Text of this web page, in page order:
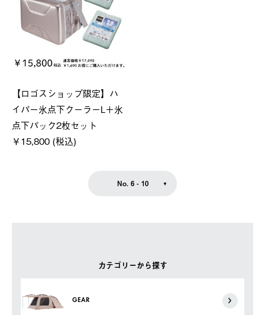
カテゴリーから探す
GEAR
【ロゴスショップ限定】ハ
イパー氷点下クーラーL＋氷
点下パック2枚セット
￥15,800 (税込)
No. 6 - 10